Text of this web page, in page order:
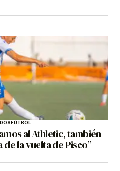
FÚTBOL
al Athletic, también
la vuelta de Pisco”